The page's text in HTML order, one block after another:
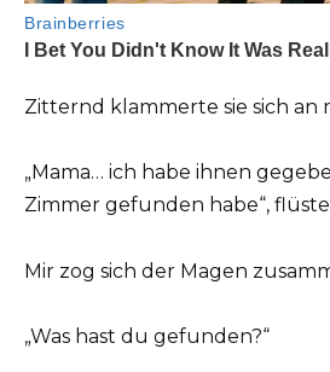
Zitternd klammerte sie sich an
„Mama… ich habe ihnen
Zimmer gefunden habe“,
Mir zog sich der Magen
„Was hast du gefunden?“